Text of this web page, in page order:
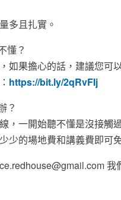
多且扎實。
懂？
如果擔心的話，建議您可
： https://bit.ly/2qRvFIj
？
，一開始聽不懂是沒接觸
少的場地費和講義費即可
我